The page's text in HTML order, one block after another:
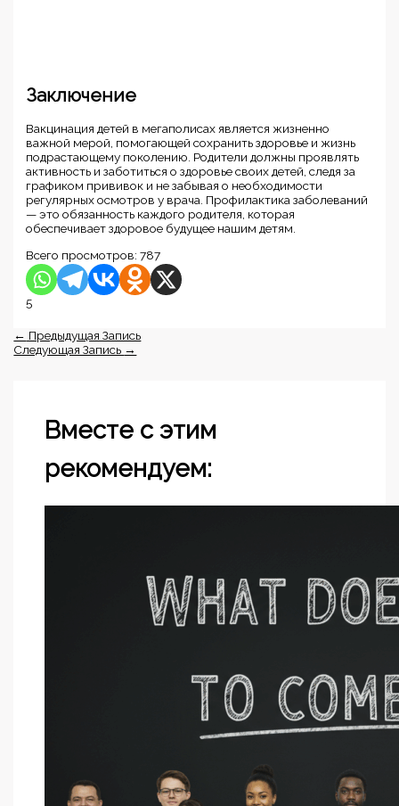
Заключение
Вакцинация детей в мегаполисах является жизненно
важной мерой, помогающей сохранить здоровье и жизнь
подрастающему поколению. Родители должны проявлять
активность и заботиться о здоровье своих детей, следя за
графиком прививок и не забывая о необходимости
регулярных осмотров у врача. Профилактика заболеваний
— это обязанность каждого родителя, которая
обеспечивает здоровое будущее нашим детям.
Всего просмотров: 787
5
← Предыдущая Запись
Следующая Запись →
Вместе с этим
рекомендуем: